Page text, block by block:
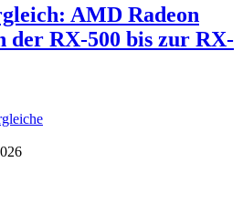
AMD Radeon
der RX-500 bis zur RX-